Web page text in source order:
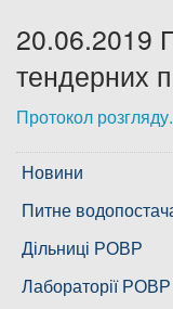
Доступ до публічної
Дозвіл на
20.06.2019
тендерних
Протокол
Новини
Питне
м. Миколаїв
Казанківська ТГ
Дільниці РОВР
Новоодеська
Лабораторії РОВР